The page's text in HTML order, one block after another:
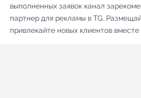
выполненных заявок канал
партнер для рекламы в TG.
привлекайте новых клиентов вместе